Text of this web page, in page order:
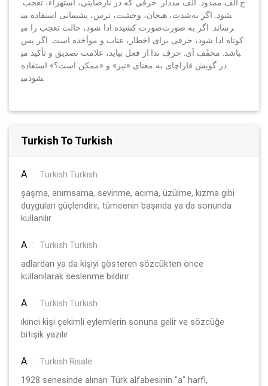
شدت، هیجان، و‌‌حشت، ترس، پشیمانی استفاده می‎شود. اگر به
صورت کشیده ادا شود، حالت تعجب را می‎رساند. اگر به صورت
کوتاه ادا شود، حرفی برای اخطار، عتاب و موأخذه است. اگر پس
از فعل بیاید، علامت تصدیق و تأکید می‎باشد. مخفّف آی. حرف ندا.
در گویش قاراچای به معنای «نیز» و «ممکن است؟» استفاده
می‎شود
Turkish To Turkish
A :
Turkish Turkish
şaşma, anımsama, sevinme, acıma, üzülme, kızma gibi
duyguları güçlendirir, tümcenin başında ya da sonunda
kullanılır
A :
Turkish Turkish
adlardan ya da kişiyi gösteren sözcükten önce
kullanılarak seslenme bildirir
A :
Turkish Turkish
ıkinci kişi çekimli eylemlerin sonuna gelir ve sözcüğe
bitişik yazılır
A :
Turkish Risale
1928 senesinde alınan Türk alfabesinin "a" harfi,